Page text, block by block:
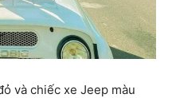
và chiếc xe Jeep màu